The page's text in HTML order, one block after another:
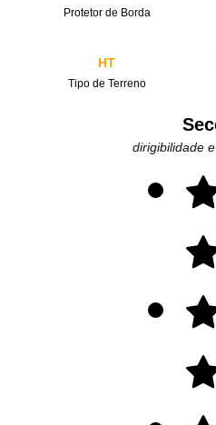
Protetor de Borda
HT
Tipo de Terreno
dirigibilidade